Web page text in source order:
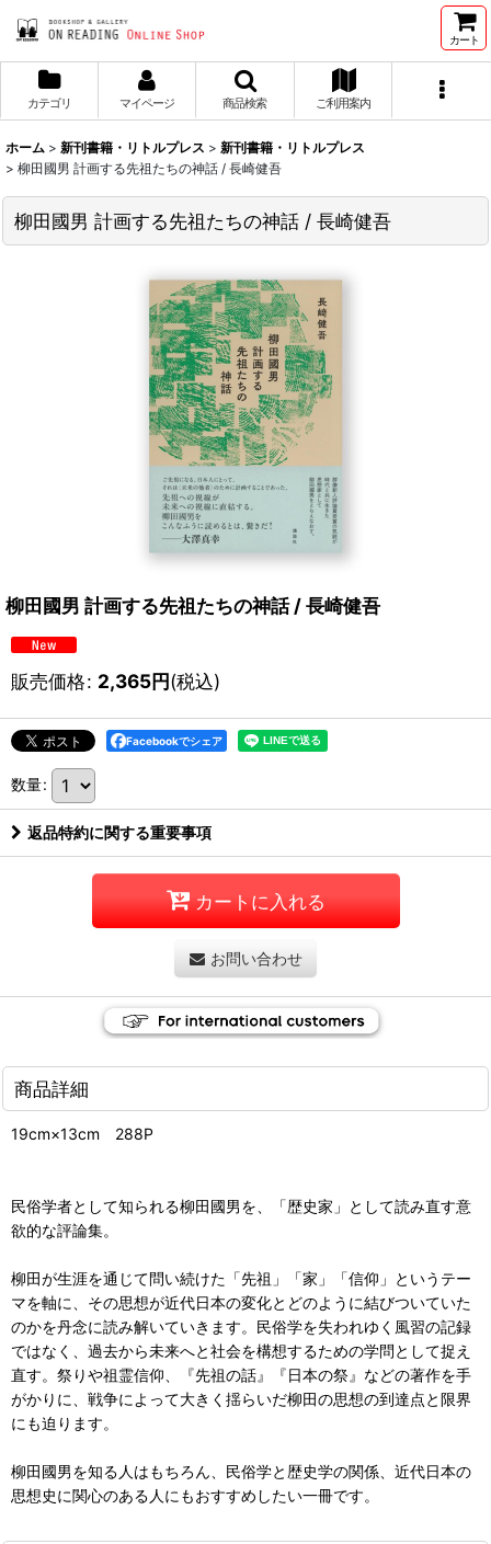
カート
カテゴリ マイページ 商品検索 ご利用案内
ホーム > 新刊書籍・リトルプレス > 新刊書籍・リトルプレス
> 柳田國男 計画する先祖たちの神話 / 長崎健吾
柳田國男 計画する先祖たちの神話 / 長崎健吾
柳田國男 計画する先祖たちの神話 / 長崎健吾
販売価格: 2,365円(税込)
Facebookでシェア
数量:
返品特約に関する重要事項
カートに入れる
お問い合わせ
商品詳細
19cm×13cm 288P
民俗学者として知られる柳田國男を、「歴史家」として読み直す意
欲的な評論集。
柳田が生涯を通じて問い続けた「先祖」「家」「信仰」というテー
マを軸に、その思想が近代日本の変化とどのように結びついていた
のかを丹念に読み解いていきます。民俗学を失われゆく風習の記録
ではなく、過去から未来へと社会を構想するための学問として捉え
直す。祭りや祖霊信仰、『先祖の話』『日本の祭』などの著作を手
がかりに、戦争によって大きく揺らいだ柳田の思想の到達点と限界
にも迫ります。
柳田國男を知る人はもちろん、民俗学と歴史学の関係、近代日本の
思想史に関心のある人にもおすすめしたい一冊です。